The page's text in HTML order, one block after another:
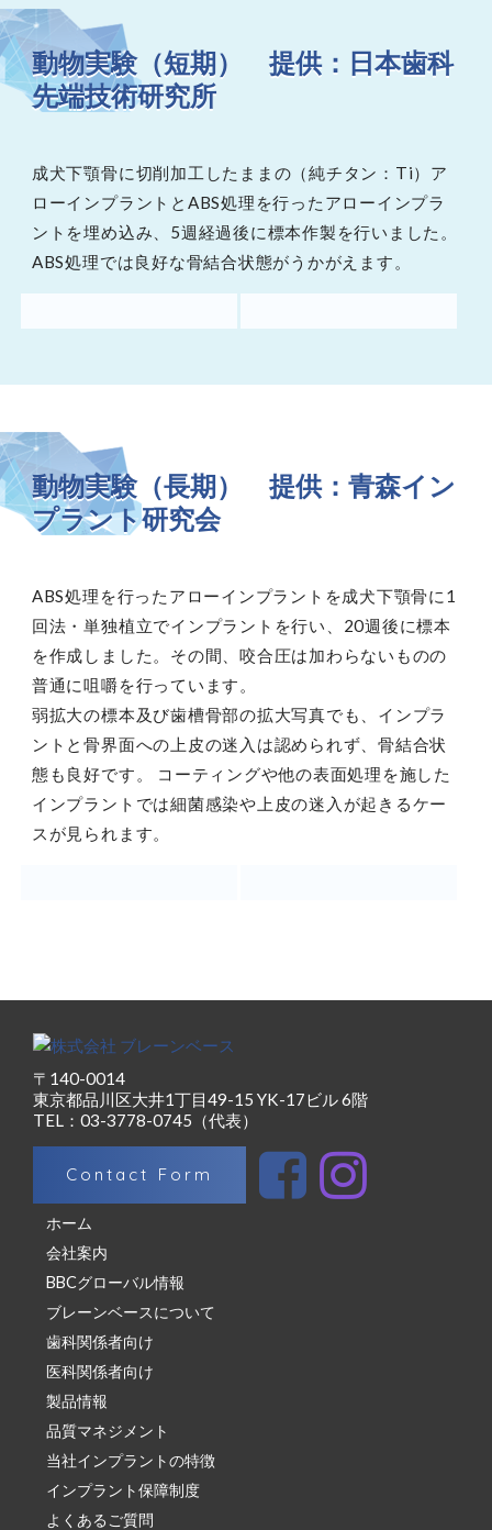
動物実験（短期） 提供：日本歯科
先端技術研究所
成犬下顎骨に切削加工したままの（純チタン：Ti）ア
ローインプラントとABS処理を行ったアローインプラ
ントを埋め込み、5週経過後に標本作製を行いました。
ABS処理では良好な骨結合状態がうかがえます。
動物実験（長期） 提供：青森イン
プラント研究会
ABS処理を行ったアローインプラントを成犬下顎骨に1
回法・単独植立でインプラントを行い、20週後に標本
を作成しました。その間、咬合圧は加わらないものの
普通に咀嚼を行っています。
弱拡大の標本及び歯槽骨部の拡大写真でも、インプラ
ントと骨界面への上皮の迷入は認められず、骨結合状
態も良好です。 コーティングや他の表面処理を施した
インプラントでは細菌感染や上皮の迷入が起きるケー
スが見られます。
〒140-0014
東京都品川区大井1丁目49-15 YK-17ビル 6階
TEL：03-3778-0745（代表）
Contact Form
ホーム
会社案内
BBCグローバル情報
ブレーンベースについて
歯科関係者向け
医科関係者向け
製品情報
品質マネジメント
当社インプラントの特徴
インプラント保障制度
よくあるご質問